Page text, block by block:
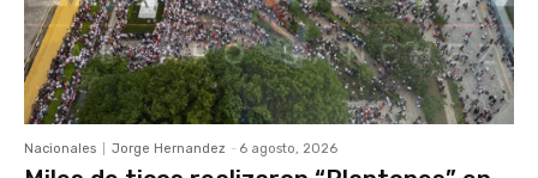
Nacionales Jorge Hernandez - 6 agosto, 2026